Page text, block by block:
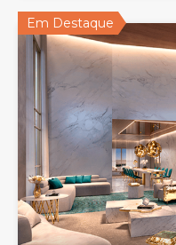
Em Destaque